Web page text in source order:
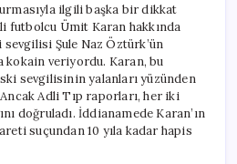
ilgili başka bir dikkat
futbolcu Ümit Karan hakkında
sevgilisi Şule Naz Öztürk’ün
kokain veriyordu. Karan, bu
sevgilisinin yalanları yüzünden
Adli Tıp raporları, her iki
doğruladı. İddianamede Karan’ın
suçundan 10 yıla kadar hapis